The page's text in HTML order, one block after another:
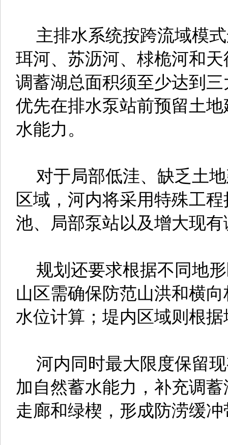
主排水系统按跨流域模
珥河、苏沥河、梂桅河和
调蓄湖总面积须至少达到
优先在排水泵站前预留土
水能力。
对于局部低洼、缺乏土
区域，河内将采用特殊工
池、局部泵站以及增大现
规划还要求根据不同地
山区需确保防范山洪和横
水位计算；堤内区域则根
河内同时最大限度保留
加自然蓄水能力，补充调
走廊和绿楔，形成防涝缓